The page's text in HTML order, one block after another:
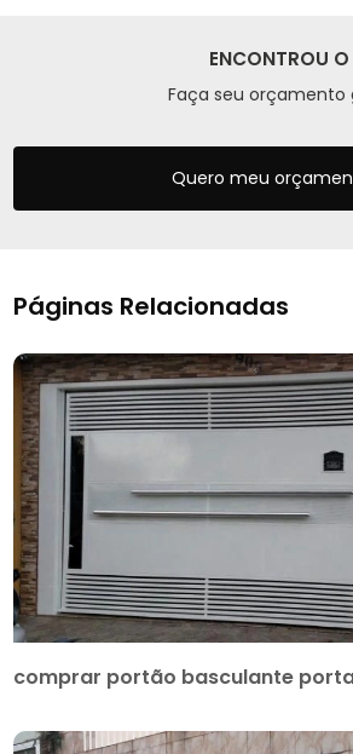
ENCONTROU
Faça seu orçamento
Quero meu
Páginas Relacionadas
comprar portão basculante